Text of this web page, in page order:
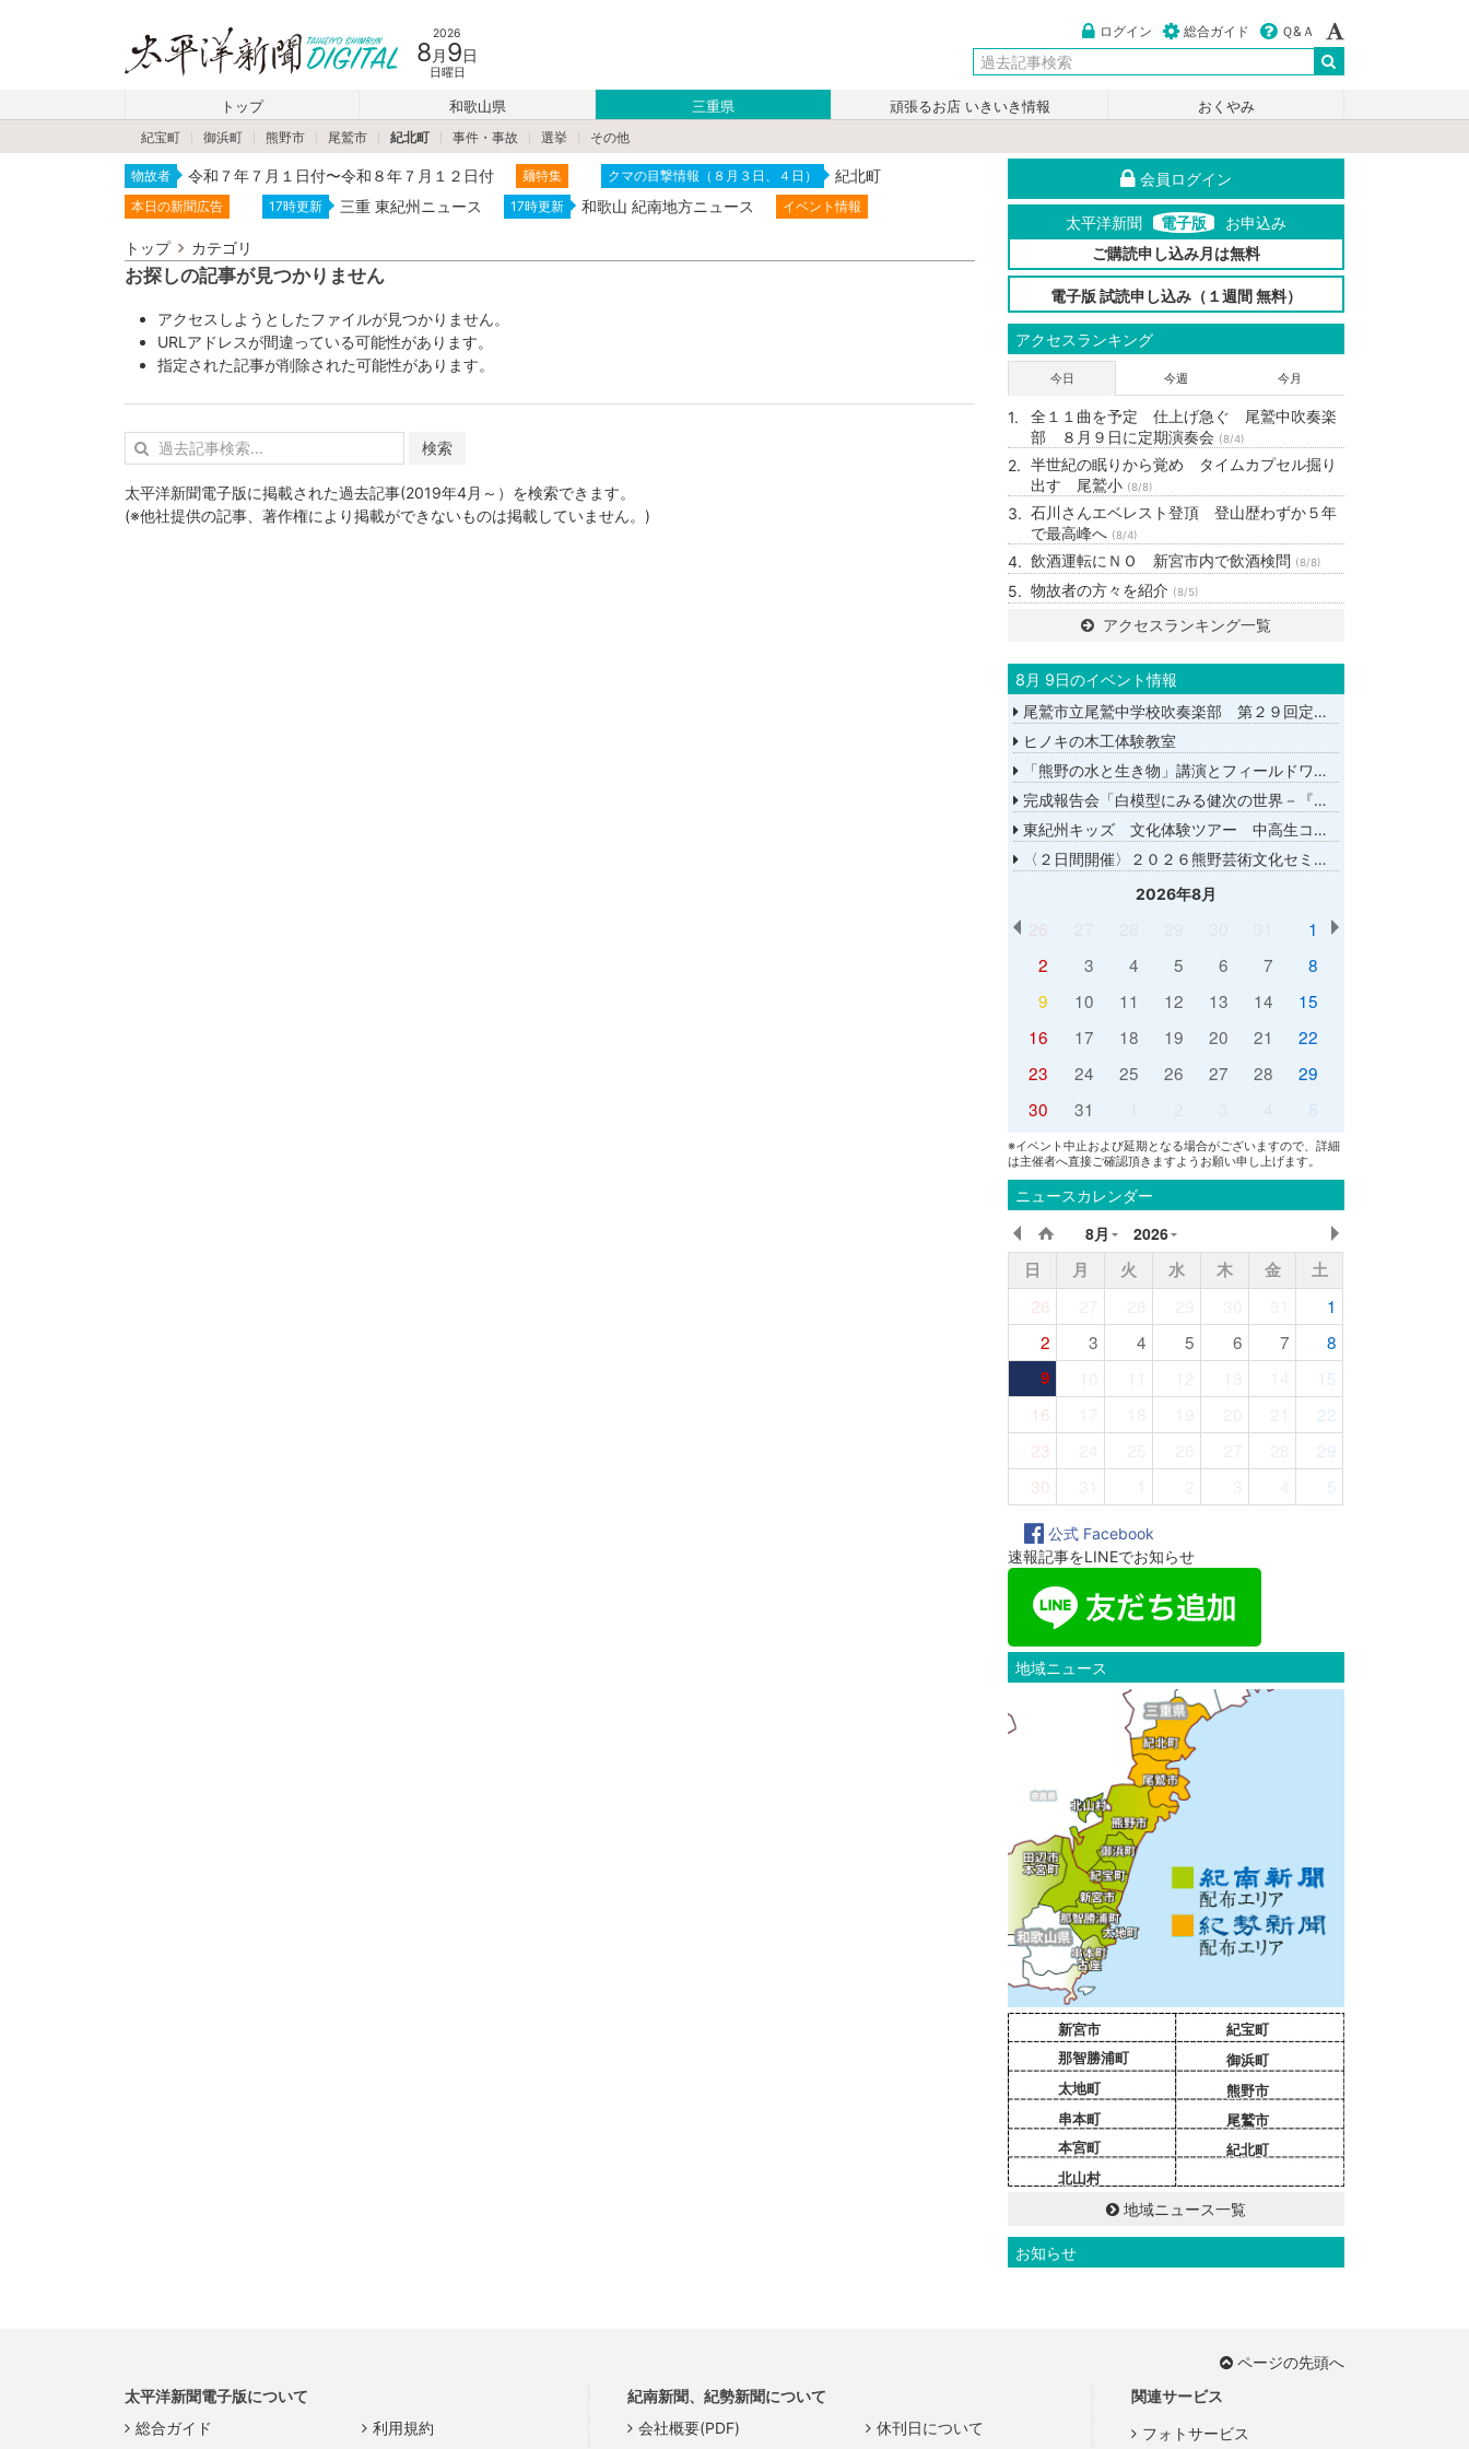
2026
8 月 9日
日曜日
ログイン 総合ガイド Ｑ&Ａ
トップ 和歌山県 三重県 頑張るお店 いきいき情報
おくやみ
紀宝町
御浜町 熊野市 尾鷲市 紀北町 事件・事故 選挙 その他
物故者 令和７年７月１日付〜令和８年７月１２日付 麺特集 クマの目撃情報（８月３日、４日） 紀北町
本日の新聞広告 17時更新 三重 東紀州ニュース 17時更新 和歌山 紀南地方ニュース イベント情報
トップ カテゴリ
お探しの記事が見つかりません
アクセスしようとしたファイルが見つかりません。
URLアドレスが間違っている可能性があります。
指定された記事が削除された可能性があります。
検索
太平洋新聞電子版に掲載された過去記事(2019年4月～）を検索できます。
(※他社提供の記事、著作権により掲載ができないものは掲載していません。)
会員ログイン
太平洋新聞 電子版
お申込み
ご購読申し込み月は無料
電子版 試読申し込み（１週間 無料）
アクセスランキング
今日 今週 今月
全１１曲を予定 仕上げ急ぐ 尾鷲中吹奏楽
部 ８月９日に定期演奏会 (8/4)
半世紀の眠りから覚め タイムカプセル掘り
出す 尾鷲小 (8/8)
石川さんエベレスト登頂 登山歴わずか５年
で最高峰へ (8/4)
飲酒運転にＮＯ 新宮市内で飲酒検問 (8/8)
物故者の方々を紹介 (8/5)
アクセスランキング一覧
8月 9日のイベント情報
尾鷲市立尾鷲中学校吹奏楽部 第２９回定期演奏会
ヒノキの木工体験教室
「熊野の水と生き物」講演とフィールドワーク
完成報告会「白模型にみる健次の世界－『千年の愉楽』『奇蹟』より－」
東紀州キッズ 文化体験ツアー 中高生コース
〈２日間開催〉２０２６熊野芸術文化セミナー
2026年8月
26
1
2
3 4 5 6 7
8
9
10 11 12 13 14
15
16
17 18 19 20 21
22
23
24 25 26 27 28
29
30
31 5
※イベント中止および延期となる場合がございますので、詳細
は主催者へ直接ご確認頂きますようお願い申し上げます。
ニュースカレンダー
8月 2026
日 月 火 水 木 金
土
26
1
2
3 4 5 6 7
8
9
15
16
22
23
29
30
5
公式 Facebook
速報記事をLINEでお知らせ
地域ニュース
新宮市
那智勝浦町
太地町
串本町
本宮町
北山村
紀宝町
御浜町
熊野市
尾鷲市
紀北町
地域ニュース一覧
お知らせ
ページの先頭へ
太平洋新聞電子版について
総合ガイド
利用規約
紀南新聞、紀勢新聞について
会社概要(PDF)
休刊日について
関連サービス
フォトサービス